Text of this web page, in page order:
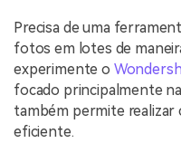
Precisa de uma
fotos em lotes de
experimente o
focado principalmente
também permite
eficiente.